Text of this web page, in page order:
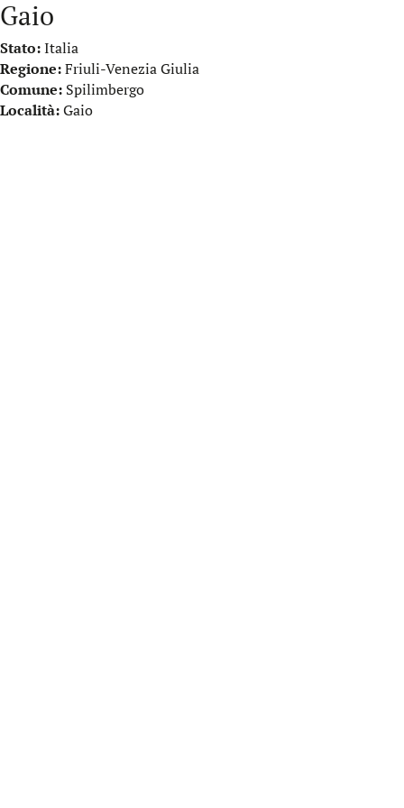
Gaio
Stato:Italia
Regione:Friuli-Venezia Giulia
Comune: Spilimbergo
Località:Gaio